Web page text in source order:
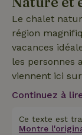
Le chalet
région
vacances
les personnes
viennent ici
paysage s'y
vallonné. Les
Continuez à
Ce texte est
Montre